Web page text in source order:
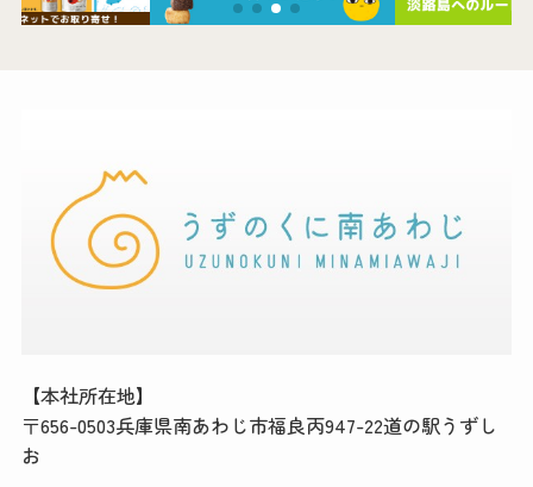
営業カレンダー
【本社所在地】
〒656-0503兵庫県南あわじ市福良丙947-22道の駅うずし
お